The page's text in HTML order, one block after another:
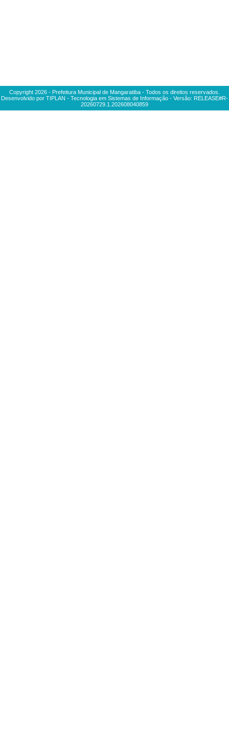
Copyright 2026 - Prefeitura Municipal de Mangaratiba - Todos os direitos reservados.
Desenvolvido por TIPLAN - Tecnologia em Sistemas de Informação - Versão: RELEASE#R-
20260729.1.202608040859